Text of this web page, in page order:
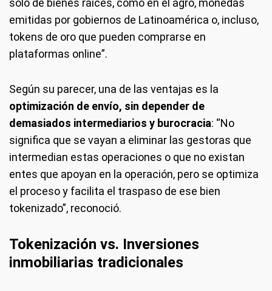
sólo de bienes raíces, como en el agro, monedas
emitidas por gobiernos de Latinoamérica o, incluso,
tokens de oro que pueden comprarse en
plataformas online”.
Según su parecer, una de las ventajas es la
optimización de envío, sin depender de
demasiados intermediarios y burocracia: “No
significa que se vayan a eliminar las gestoras que
intermedian estas operaciones o que no existan
entes que apoyan en la operación, pero se optimiza
el proceso y facilita el traspaso de ese bien
tokenizado”, reconoció.
Tokenización vs. Inversiones
inmobiliarias tradicionales